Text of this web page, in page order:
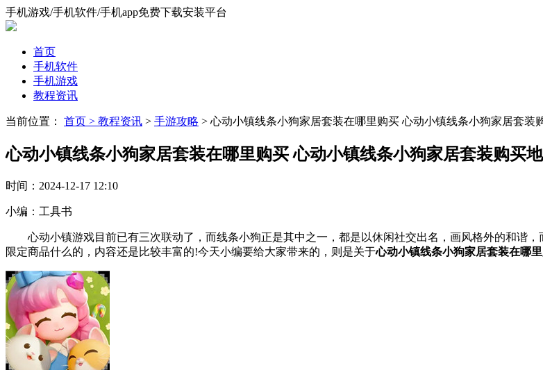
手机游戏/手机软件/手机app免费下载安装平台
首页
手机软件
手机游戏
教程资讯
当前位置： 首页 > 教程资讯 > 手游攻略 > 心动小镇线条小狗家居套装在哪里购买 心动小镇线条小狗家居套装
心动小镇线条小狗家居套装在哪里购买 心动小镇线条小狗家居套装购买
时间： 2024-12-17 12:10
小编： 工具书
心动小镇游戏目前已有三次联动了，而线条小狗正是其中之一，都是以休闲社交出名，画风格外的和谐
限定商品什么的，内容还是比较丰富的!今天小编要给大家带来的，则是关于心动小镇线条小狗家居套装在哪